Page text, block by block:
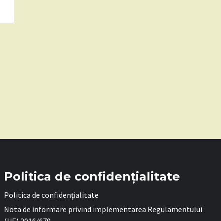
Politica de confidențialitate
Politica de confidențialitate
Nota de informare privind implementarea Regulamentului